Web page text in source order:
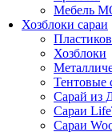
Мебель
Хозблоки сараи
Хозблоки
Тентовые
Сарай из
Cараи
Cараи